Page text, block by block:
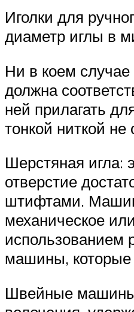
Иголки для
диаметр иглы в
Ни в коем случае
должна
ней прилагать
тонкой ниткой не
Шерстяная игла:
отверстие
штифтами.
механическое
использованием
машины, которые
Швейные машины